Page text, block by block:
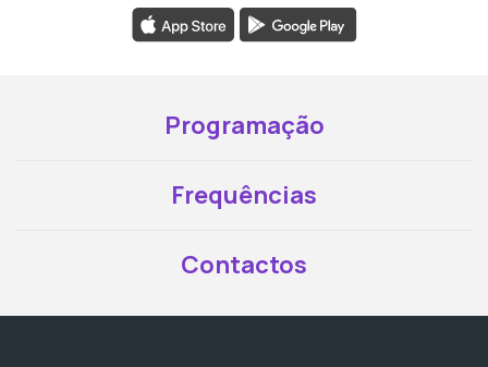
Programação
Frequências
Contactos